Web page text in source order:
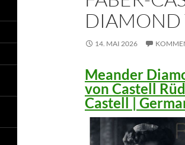
DIAMOND
14. MAI 2026
Meander
von Castell
Castell |